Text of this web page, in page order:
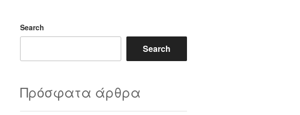
Search
Search
Πρόσφατα άρθρα